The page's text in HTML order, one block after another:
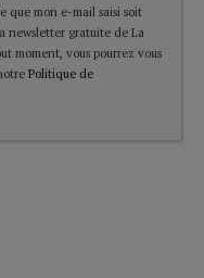
que mon e-mail saisi soit
newsletter gratuite de La
moment, vous pourrez vous
Politique de